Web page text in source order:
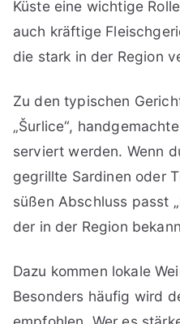
Küste eine wichtige
auch kräftige
die stark in der Region
Zu den typischen
„Šurlice“,
serviert werden. Wenn
gegrillte Sardinen oder
süßen Abschluss passt
der in der Region
Dazu kommen lokale
Besonders häufig wird